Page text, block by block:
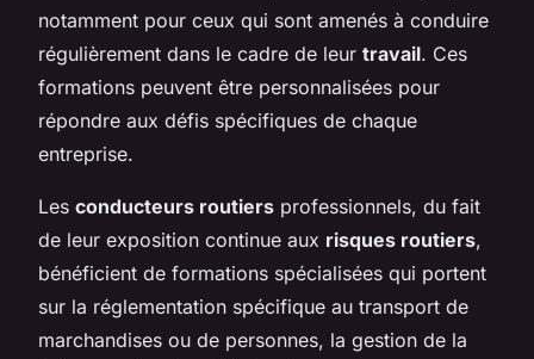
notamment pour ceux qui sont amenés à conduire
régulièrement dans le cadre de leur travail. Ces
formations peuvent être personnalisées pour
répondre aux défis spécifiques de chaque
entreprise.
Les conducteurs routiers professionnels, du fait
de leur exposition continue aux risques routiers,
bénéficient de formations spécialisées qui portent
sur la réglementation spécifique au transport de
marchandises ou de personnes, la gestion de la